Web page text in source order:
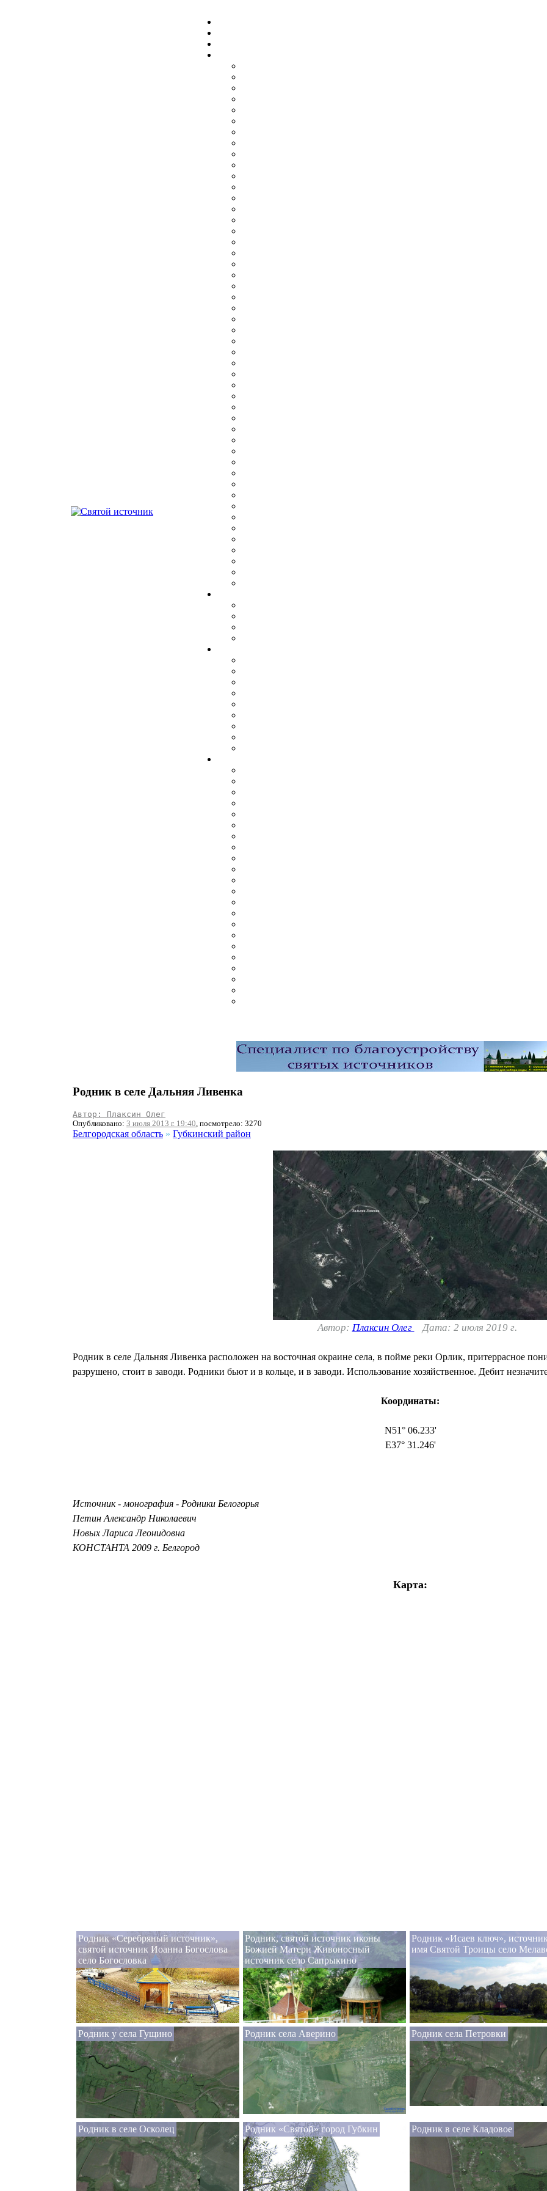
Родник в селе Дальняя Ливенка
Автор: Плаксин Олег
Опубликовано: 3 июля 2013 г. 19:40, посмотрело: 3270
Белгородская область » Губкинский район
Автор: Плаксин Олег Дата: 2 июля 2019 г.
Родник в селе Дальняя Ливенка расположен на восточная окраине села, в пойме реки Орлик, притеррасное
разрушено, стоит в заводи. Родники бьют и в кольце, и в заводи. Использование хозяйственное. Дебит
Координаты:
N51° 06.233'
E37° 31.246'
Источник - монография - Родники Белогорья
Петин Александр Николаевич
Новых Лариса Леонидовна
КОНСТАНТА 2009 г. Белгород
Карта:
Родник «Серебряный источник»,
святой источник Иоанна Богослова
село Богословка
Родник, святой источник иконы
Божией Матери Живоносный
источник село Сапрыкино
Родник «Исаев ключ»,
имя Святой Троицы село
Родник у села Гущино Родник села Аверино Родник села Петровки
Родник в селе Осколец Родник «Святой» город Губкин Родник в селе Кладовое